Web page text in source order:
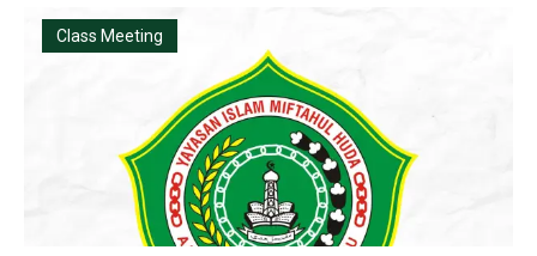
Class Meeting